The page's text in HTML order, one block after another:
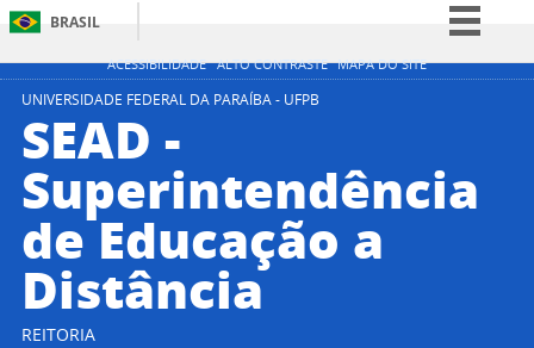
ACESSIBILIDADE ALTO CONTRASTE MAPA DO SITE
BRASIL
Simplifique!
Acesso à informação
Legislação
Canais
UNIVERSIDADE FEDERAL DA PARAÍBA - UFPB
SEAD -
Superintendência
de Educação a
Distância
REITORIA